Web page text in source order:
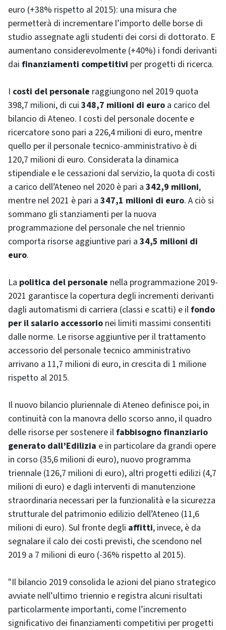
euro (+38% rispetto al 2015): una misura che
permetterà di incrementare l’importo delle borse di
studio assegnate agli studenti dei corsi di dottorato. E
aumentano considerevolmente (+40%) i fondi derivanti
dai finanziamenti competitivi per progetti di ricerca.
I costi del personale raggiungono nel 2019 quota
398,7 milioni, di cui 348,7 milioni di euro a carico del
bilancio di Ateneo. I costi del personale docente e
ricercatore sono pari a 226,4 milioni di euro, mentre
quello per il personale tecnico-amministrativo è di
120,7 milioni di euro. Considerata la dinamica
stipendiale e le cessazioni dal servizio, la quota di costi
a carico dell’Ateneo nel 2020 è pari a 342,9 milioni,
mentre nel 2021 è pari a 347,1 milioni di euro. A ciò si
sommano gli stanziamenti per la nuova
programmazione del personale che nel triennio
comporta risorse aggiuntive pari a 34,5 milioni di
euro.
La politica del personale nella programmazione 2019-
2021 garantisce la copertura degli incrementi derivanti
dagli automatismi di carriera (classi e scatti) e ilfondo
per il salario accessorio nei limiti massimi consentiti
dalle norme. Le risorse aggiuntive per il trattamento
accessorio del personale tecnico amministrativo
arrivano a 11,7 milioni di euro, in crescita di 1 milione
rispetto al 2015.
Il nuovo bilancio pluriennale di Ateneo definisce poi, in
continuità con la manovra dello scorso anno, il quadro
delle risorse per sostenere ilfabbisogno finanziario
generato dall’Edilizia e in particolare da grandi opere
in corso (35,6 milioni di euro), nuovo programma
triennale (126,7 milioni di euro), altri progetti edilizi (4,7
milioni di euro) e dagli interventi di manutenzione
straordinaria necessari per la funzionalità e la sicurezza
strutturale del patrimonio edilizio dell’Ateneo (11,6
milioni di euro). Sul fronte degli affitti, invece, è da
segnalare il calo dei costi previsti, che scendono nel
2019 a 7 milioni di euro (-36% rispetto al 2015).
"Il bilancio 2019 consolida le azioni del piano strategico
avviate nell’ultimo triennio e registra alcuni risultati
particolarmente importanti, come l’incremento
significativo dei finanziamenti competitivi per progetti